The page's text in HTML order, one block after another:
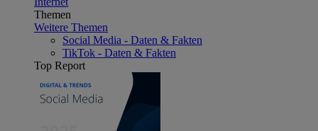
Themen
Weitere Themen
Social Media - Daten & Fakten
TikTok - Daten & Fakten
Top Report